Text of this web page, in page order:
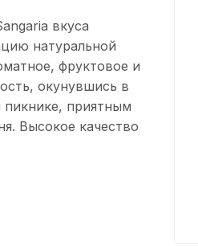
вкуса
натуральной
фруктовое и
окунувшись в
приятным
Высокое качество